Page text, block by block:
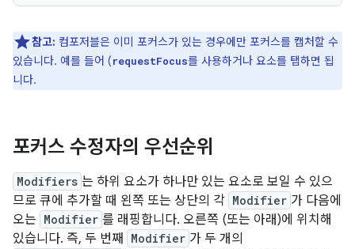
참고: 컴포저블은 이미 포커스가 있는 경우에만 포커스를 캡처할 수
있습니다. 예를 들어 (requestFocus를 사용하거나 요소를 탭하면 됩
니다.
포커스 수정자의 우선순위
Modifiers 는 하위 요소가 하나만 있는 요소로 보일 수 있으
므로 큐에 추가할 때 왼쪽 또는 상단의 각 Modifier 가 다음에
오는 Modifier 를 래핑합니다. 오른쪽 (또는 아래)에 위치해
있습니다. 즉, 두 번째
Modifier 가 두 개의